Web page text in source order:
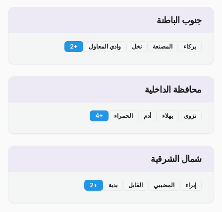
جنوب الباطنة
بركاء المصنعة نخل وادي المعاول +
2
محافظة الداخلية
نزوى بهلاء أدم الحمراء +
4
شمال الشرقية
إبراء المضيبي القابل بدية +
2